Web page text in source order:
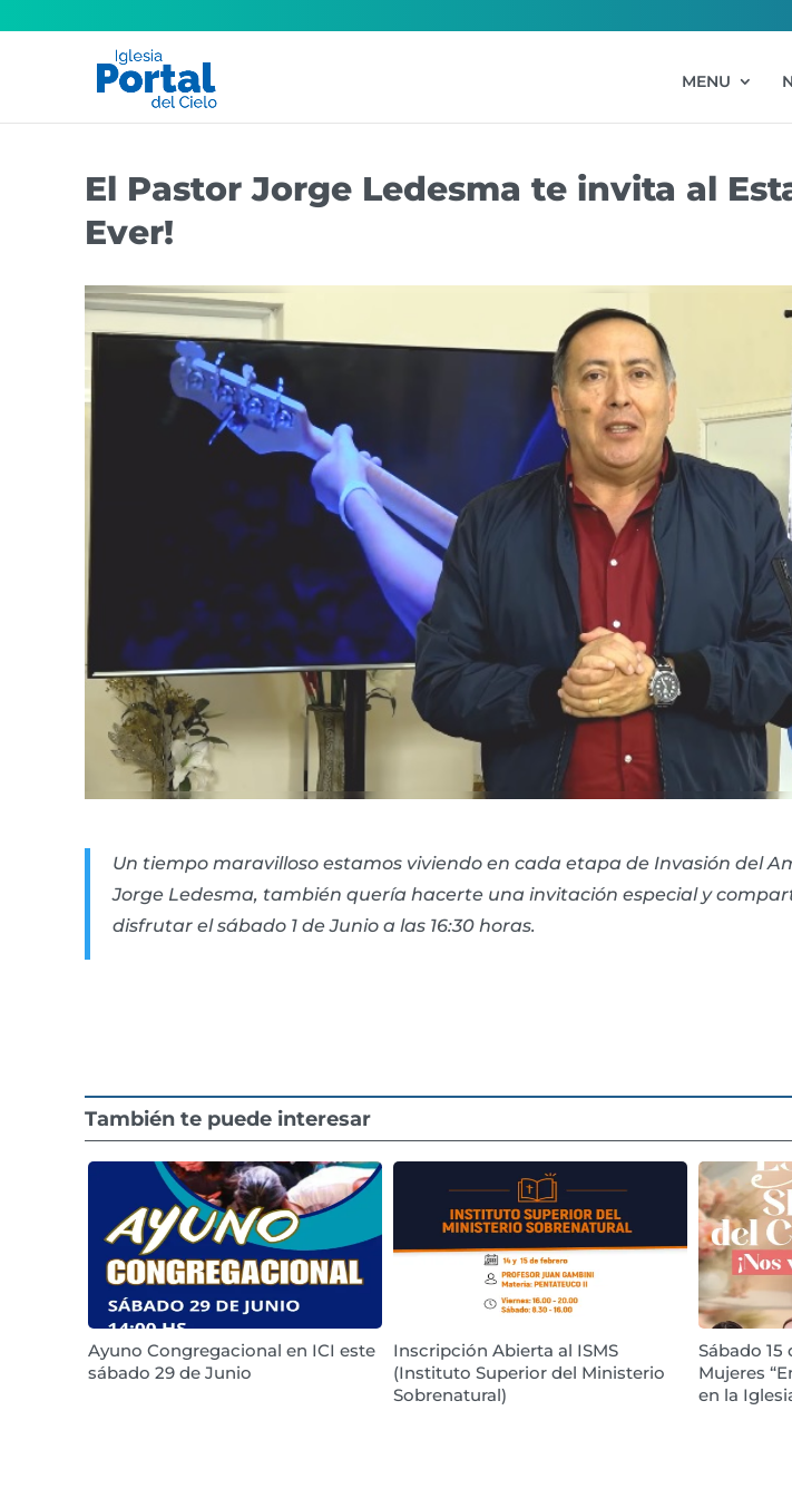
MENU
El Pastor Jorge Ledesma te invita al
Ever!
Un tiempo maravilloso estamos viviendo en cada etapa de Invasión del
Jorge Ledesma, también quería hacerte una invitación especial y
disfrutar el sábado 1 de Junio a las 16:30 horas.
También te puede interesar
Ayuno Congregacional en ICI este
sábado 29 de Junio
Inscripción Abierta al ISMS
(Instituto Superior del Ministerio
Sobrenatural)
Sábado
Mujeres
en la